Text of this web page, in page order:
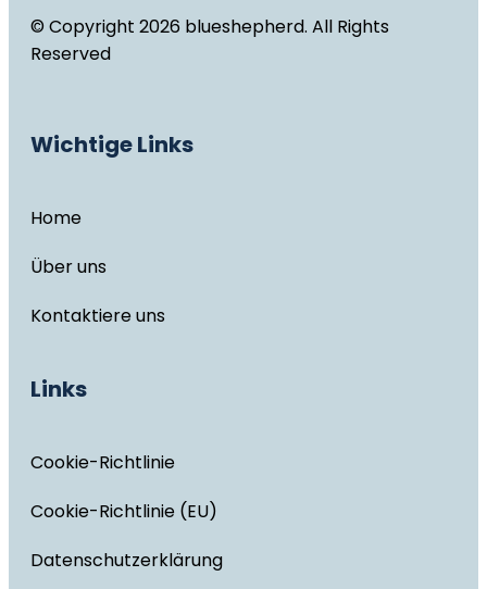
© Copyright 2026 blueshepherd. All Rights
Reserved
Wichtige Links
Home
Über uns
Kontaktiere uns
Links
Cookie-Richtlinie
Cookie-Richtlinie (EU)
Datenschutzerklärung